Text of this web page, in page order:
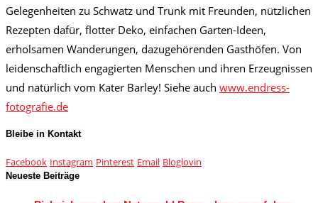
Gelegenheiten zu Schwatz und Trunk mit Freunden, nützlichen
Rezepten dafür, flotter Deko, einfachen Garten-Ideen,
erholsamen Wanderungen, dazugehörenden Gasthöfen. Von
leidenschaftlich engagierten Menschen und ihren Erzeugnissen
und natürlich vom Kater Barley! Siehe auch www.endress-
fotografie.de
Bleibe in Kontakt
Facebook Instagram Pinterest Email Bloglovin
Neueste Beiträge